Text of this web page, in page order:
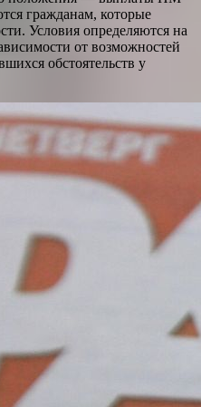
гражданам, которые
Условия определяются на
от возможностей
обстоятельств у